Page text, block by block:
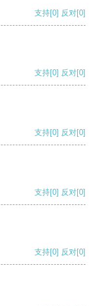
支持[0] 反对[0]
支持[0] 反对[0]
支持[0] 反对[0]
支持[0] 反对[0]
支持[0] 反对[0]